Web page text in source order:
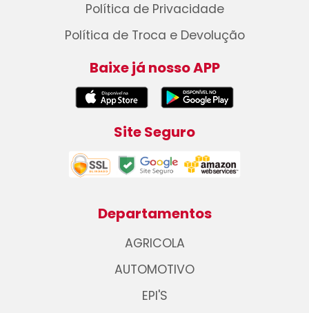
Política de Privacidade
Política de Troca e Devolução
Baixe já nosso APP
Site Seguro
Departamentos
AGRICOLA
AUTOMOTIVO
EPI'S